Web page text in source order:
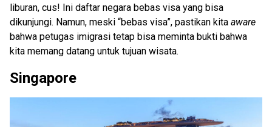
liburan, cus! Ini daftar negara bebas visa yang bisa
dikunjungi. Namun, meski “bebas visa”, pastikan kita aware
bahwa petugas imigrasi tetap bisa meminta bukti bahwa
kita memang datang untuk tujuan wisata.
Singapore